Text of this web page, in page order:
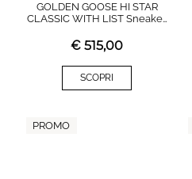
GOLDEN GOOSE HI STAR
CLASSIC WITH LIST Sneaker
€ 515,00
SCOPRI
PROMO